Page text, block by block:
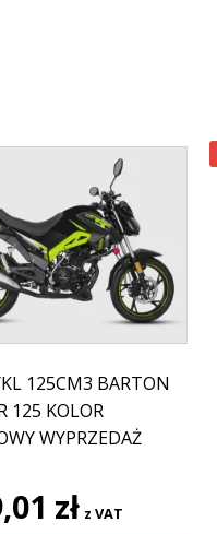
125CM3 BARTON
125 KOLOR
WYPRZEDAŻ
zł cena
z VAT